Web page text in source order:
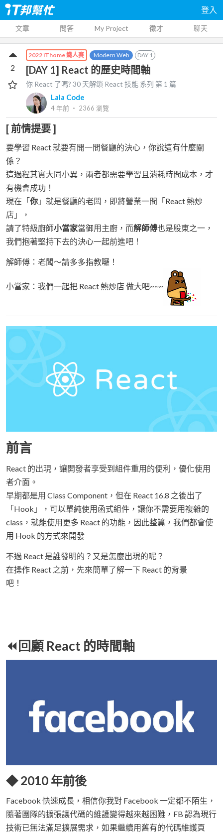
登入
文章 問答 My Project 徵才 聊天
2022 iThome 鐵人賽 Modern Web DAY 1
[DAY 1] React 的歷史時間軸
你 React 了嗎? 30 天解鎖 React 技能 系列 第 1 篇
Lala Code
4 年前 ‧ 2366 瀏覽
2
[ 前情提要 ]
要學習 React 就要有開一間餐廳的決心，你說這有什麼關
係？
這過程其實大同小異，兩者都需要學習且消耗時間成本，才
有機會成功！
現在「 你 」就是餐廳的老闆，即將營業一間「React 熱炒
店」，
請了特級廚師小當家當御用主廚，而解師傅也是股東之一，
我們抱著堅持下去的決心一起前進吧！
解師傅：老闆～請多多指教囉！
小當家：我們一起把 React 熱炒店 做大吧~~~
前言
React 的出現，讓開發者享受到組件重用的便利，優化使用
者介面。
早期都是用 Class Component，但在 React 16.8 之後出了
「Hook」，可以單純使用函式組件，讓你不需要用複雜的
class，就能使用更多 React 的功能，因此整篇，我們都會使
用 Hook 的方式來開發
不過 React 是誰發明的？又是怎麼出現的呢？
在操作 React 之前，先來簡單了解一下 React 的背景
吧！
⏪回顧 React 的時間軸
◆ 2010 年前後
Facebook 快速成長，相信你我對 Facebook 一定都不陌生，
隨著團隊的擴張讓代碼的維護變得越來越困難，FB 認為現行
技術已無法滿足擴展需求，如果繼續用舊有的代碼維護頁